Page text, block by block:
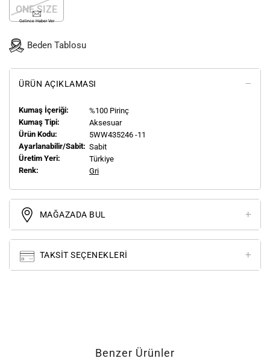
ONE SIZE
Gelince Haber Ver
Beden Tablosu
ÜRÜN AÇIKLAMASI
Kumaş İçeriği:
%100 Pirinç
Kumaş Tipi:
Aksesuar
Ürün Kodu:
5WW435246 -11
Ayarlanabilir/Sabit: Sabit
Üretim Yeri:
Türkiye
Renk:
Gri
MAĞAZADA BUL
TAKSIT SEÇENEKLERI
Benzer Ürünler